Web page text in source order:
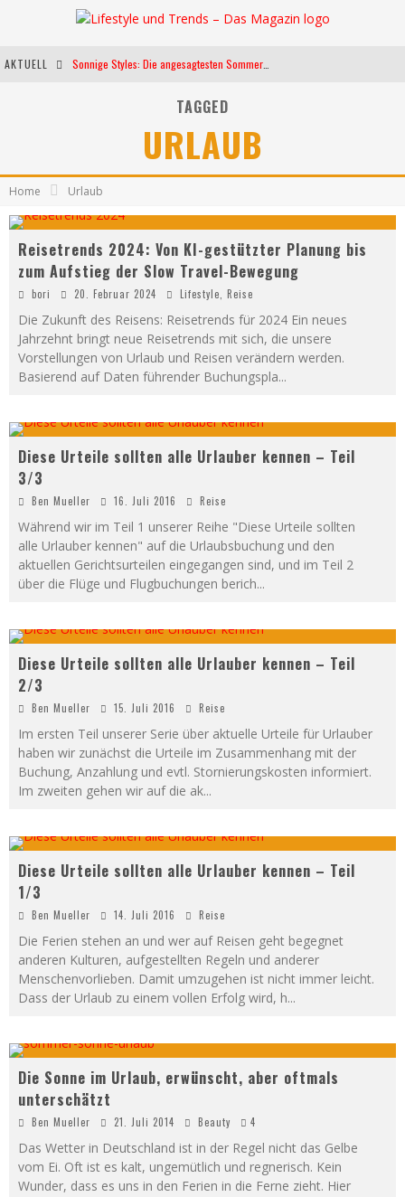
AKTUELL
Weltfrauentag - Eine Feier der Weiblichkeit
Kann unsere Ernährung das biologische Altern verlangsamen?
TAGGED
URLAUB
Home Urlaub
Reisetrends 2024: Von KI-gestützter Planung bis
zum Aufstieg der Slow Travel-Bewegung
bori 20. Februar 2024 Lifestyle Reise
Die Zukunft des Reisens: Reisetrends für 2024 Ein neues
Jahrzehnt bringt neue Reisetrends mit sich, die unsere
Vorstellungen von Urlaub und Reisen verändern werden.
Basierend auf Daten führender Buchungspla...
Diese Urteile sollten alle Urlauber kennen – Teil
3/3
Ben Mueller 16. Juli 2016 Reise
Während wir im Teil 1 unserer Reihe "Diese Urteile sollten
alle Urlauber kennen" auf die Urlaubsbuchung und den
aktuellen Gerichtsurteilen eingegangen sind, und im Teil 2
über die Flüge und Flugbuchungen berich...
Diese Urteile sollten alle Urlauber kennen – Teil
2/3
Ben Mueller 15. Juli 2016 Reise
Im ersten Teil unserer Serie über aktuelle Urteile für Urlauber
haben wir zunächst die Urteile im Zusammenhang mit der
Buchung, Anzahlung und evtl. Stornierungskosten informiert.
Im zweiten gehen wir auf die ak...
Diese Urteile sollten alle Urlauber kennen – Teil
1/3
Ben Mueller 14. Juli 2016 Reise
Die Ferien stehen an und wer auf Reisen geht begegnet
anderen Kulturen, aufgestellten Regeln und anderer
Menschenvorlieben. Damit umzugehen ist nicht immer leicht.
Dass der Urlaub zu einem vollen Erfolg wird, h...
Die Sonne im Urlaub, erwünscht, aber oftmals
unterschätzt
Ben Mueller 21. Juli 2014 Beauty 4
Das Wetter in Deutschland ist in der Regel nicht das Gelbe
vom Ei. Oft ist es kalt, ungemütlich und regnerisch. Kein
Wunder, dass es uns in den Ferien in die Ferne zieht. Hier